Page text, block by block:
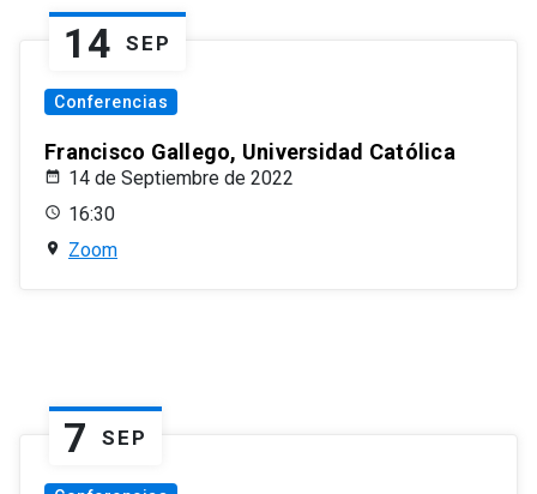
14 SEP
Conferencias
Francisco Gallego, Universidad Católica
14 de Septiembre de 2022
16:30
Zoom
7 SEP